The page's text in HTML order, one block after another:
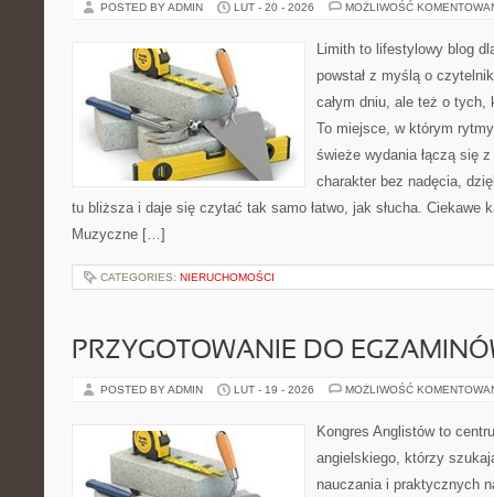
POSTED BY ADMIN LUT - 20 - 2026 MOŻLIWOŚĆ
Limith to lifestylowy blog
powstał z myślą o
całym dniu, ale też o
To miejsce, w którym
świeże wydania łączą się
charakter bez nadęcia,
tu bliższa i daje się czytać tak samo łatwo, jak słucha. Ciekawe
Muzyczne […]
CATEGORIES: NIERUCHOMOŚCI
PRZYGOTOWANIE DO
POSTED BY ADMIN LUT - 19 - 2026 MOŻLIWOŚĆ
Kongres Anglistów to
angielskiego, którzy
nauczania i praktycznych